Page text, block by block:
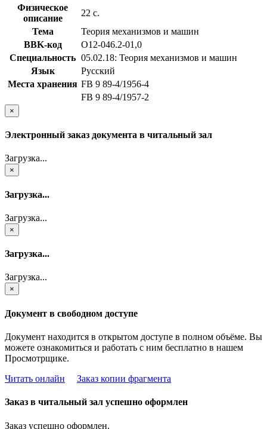
Физическое
описание
22 с.
Тема
Теория механизмов и машин
BBK-код
О12-046.2-01,0
Специальность 05.02.18: Теория механизмов и машин
Язык
Русский
Места хранения FB 9 89-4/1956-4
FB 9 89-4/1957-2
×
Электронный заказ документа в читальный зал
Загрузка...
×
Загрузка...
Загрузка...
×
Загрузка...
Загрузка...
×
Документ в свободном доступе
Документ находится в открытом доступе в полном объёме. Вы
можете ознакомиться и работать с ним бесплатно в нашем
Просмотрщике.
Читать онлайн
Заказ копии фрагмента
Заказ в читальный зал успешно оформлен
Заказ успешно оформлен.